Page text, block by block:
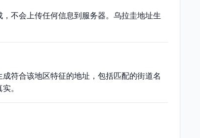
不会上传任何信息到服务器。乌拉圭地址生
符合该地区特征的地址，包括匹配的街道名
。